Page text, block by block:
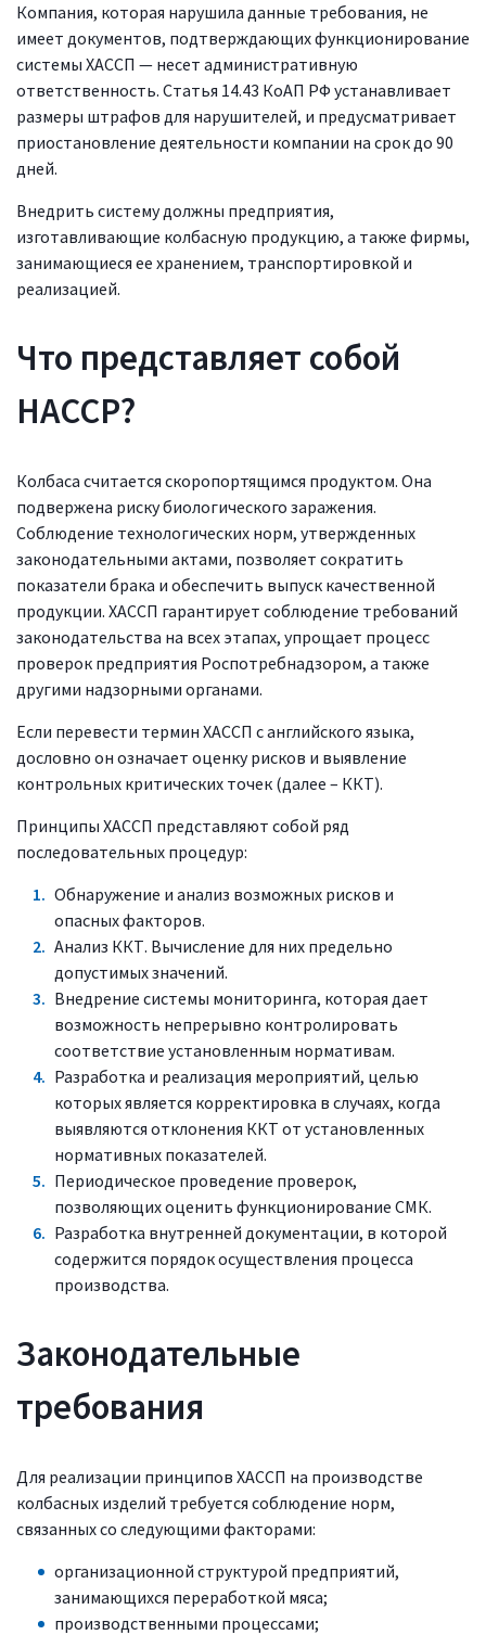
Компания, которая нарушила данные требования, не
имеет документов, подтверждающих функционирование
системы ХАССП — несет административную
ответственность. Статья 14.43 КоАП РФ устанавливает
размеры штрафов для нарушителей, и предусматривает
приостановление деятельности компании на срок до 90
дней.
Внедрить систему должны предприятия,
изготавливающие колбасную продукцию, а также фирмы,
занимающиеся ее хранением, транспортировкой и
реализацией.
Что представляет собой
HACCP?
Колбаса считается скоропортящимся продуктом. Она
подвержена риску биологического заражения.
Соблюдение технологических норм, утвержденных
законодательными актами, позволяет сократить
показатели брака и обеспечить выпуск качественной
продукции. ХАССП гарантирует соблюдение требований
законодательства на всех этапах, упрощает процесс
проверок предприятия Роспотребнадзором, а также
другими надзорными органами.
Если перевести термин ХАССП с английского языка,
дословно он означает оценку рисков и выявление
контрольных критических точек (далее – ККТ).
Принципы ХАССП представляют собой ряд
последовательных процедур:
Обнаружение и анализ возможных рисков и
опасных факторов.
Анализ ККТ. Вычисление для них предельно
допустимых значений.
Внедрение системы мониторинга, которая дает
возможность непрерывно контролировать
соответствие установленным нормативам.
Разработка и реализация мероприятий, целью
которых является корректировка в случаях, когда
выявляются отклонения ККТ от установленных
нормативных показателей.
Периодическое проведение проверок,
позволяющих оценить функционирование СМК.
Разработка внутренней документации, в которой
содержится порядок осуществления процесса
производства.
Законодательные
требования
Для реализации принципов ХАССП на производстве
колбасных изделий требуется соблюдение норм,
связанных со следующими факторами:
организационной структурой предприятий,
занимающихся переработкой мяса;
производственными процессами;